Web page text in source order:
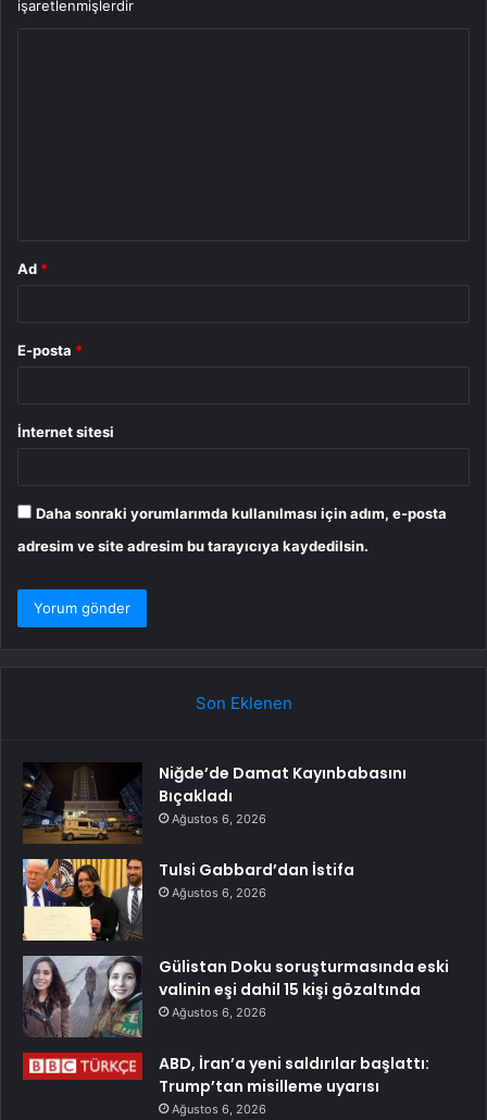
işaretlenmişlerdir
Ad *
E-posta *
İnternet sitesi
Daha sonraki yorumlarımda kullanılması için adım, e-posta
adresim ve site adresim bu tarayıcıya kaydedilsin.
Son Eklenen
Niğde’de Damat Kayınbabasını
Bıçakladı
Ağustos 6, 2026
Tulsi Gabbard’dan İstifa
Ağustos 6, 2026
Gülistan Doku soruşturmasında eski
valinin eşi dahil 15 kişi gözaltında
Ağustos 6, 2026
ABD, İran’a yeni saldırılar başlattı:
Trump’tan misilleme uyarısı
Ağustos 6, 2026